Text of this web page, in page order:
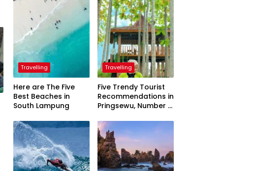
Travelling
Here are The Five
Best Beaches in
South Lampung
Travelling
Five Trendy Tourist
Recommendations in
Pringsewu, Number 3
President